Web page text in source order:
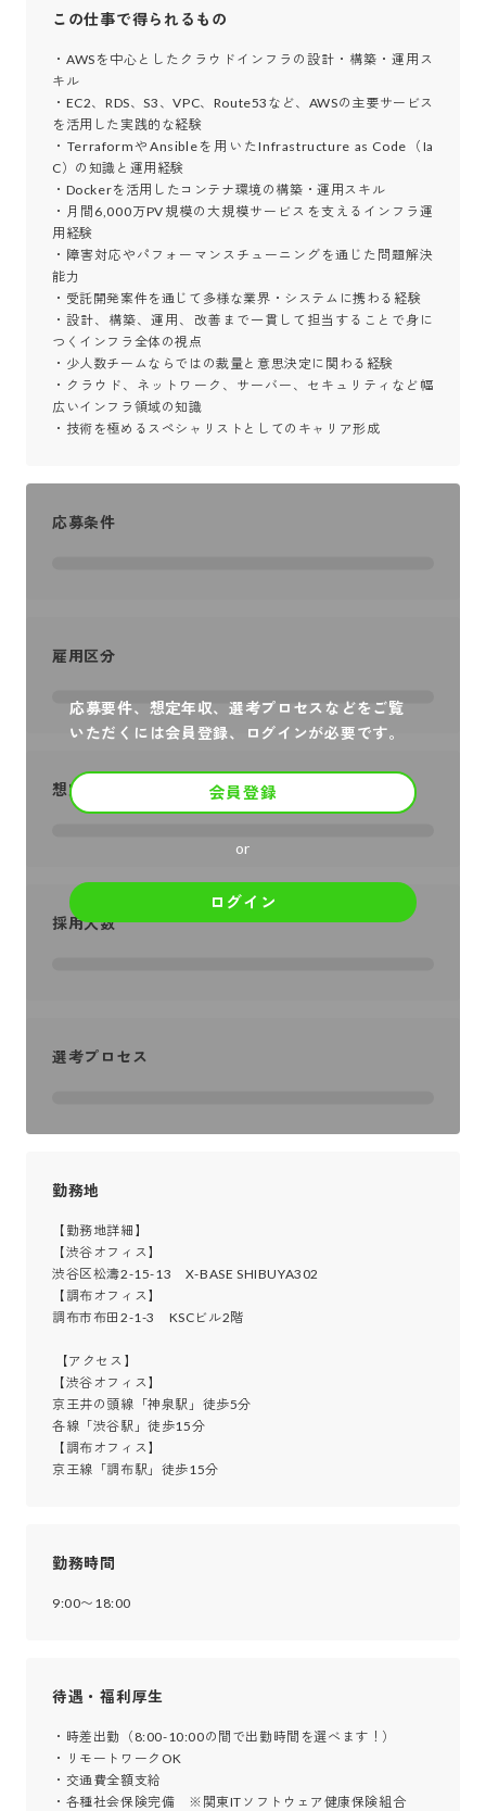
この仕事で得られるもの
・AWSを中心としたクラウドインフラの設計・構築・運用ス
キル
・EC2、RDS、S3、VPC、Route53など、AWSの主要サービス
を活用した実践的な経験
・TerraformやAnsibleを用いたInfrastructure as Code（Ia
C）の知識と運用経験
・Dockerを活用したコンテナ環境の構築・運用スキル
・月間6,000万PV規模の大規模サービスを支えるインフラ運
用経験
・障害対応やパフォーマンスチューニングを通じた問題解決
能力
・受託開発案件を通じて多様な業界・システムに携わる経験
・設計、構築、運用、改善まで一貫して担当することで身に
つくインフラ全体の視点
・少人数チームならではの裁量と意思決定に関わる経験
・クラウド、ネットワーク、サーバー、セキュリティなど幅
広いインフラ領域の知識
・技術を極めるスペシャリストとしてのキャリア形成
応募要件、想定年収、選考プロセスなどをご覧
いただくには会員登録、ログインが必要です。
会員登録
or
ログイン
応募条件
雇用区分
想定年収
採用人数
選考プロセス
勤務地
【勤務地詳細】
【渋谷オフィス】
渋谷区松濤2-15-13　X-BASE SHIBUYA302
【調布オフィス】
調布市布田2-1-3　KSCビル2階
【渋谷オフィス】
京王井の頭線「神泉駅」徒歩5分
各線「渋谷駅」徒歩15分
【調布オフィス】
京王線「調布駅」徒歩15分
勤務時間
9:00〜18:00
待遇・福利厚生
・時差出勤（8:00-10:00の間で出勤時間を選べます！）
・リモートワークOK
・交通費全額支給
・各種社会保険完備　※関東ITソフトウェア健康保険組合